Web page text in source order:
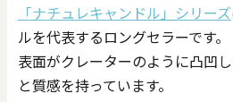
「ナチュレキャンドル」シリーズ
ルを代表するロングセラーです。
表面がクレーターのように凸凹
と質感を持っています。